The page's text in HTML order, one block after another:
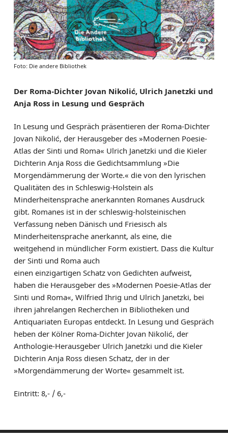
Foto: Die andere Bibliothek
Der Roma-Dichter Jovan Nikolić, Ulrich Janetzki und
Anja Ross in Lesung und Gespräch
In Lesung und Gespräch präsentieren der Roma-Dichter
Jovan Nikolić, der Herausgeber des »Modernen Poesie-
Atlas der Sinti und Roma« Ulrich Janetzki und die Kieler
Dichterin Anja Ross die Gedichtsammlung »Die
Morgendämmerung der Worte.« die von den lyrischen
Qualitäten des in Schleswig-Holstein als
Minderheitensprache anerkannten Romanes Ausdruck
gibt. Romanes ist in der schleswig-holsteinischen
Verfassung neben Dänisch und Friesisch als
Minderheitensprache anerkannt, als eine, die
weitgehend in mündlicher Form existiert. Dass die Kultur
der Sinti und Roma auch
einen einzigartigen Schatz von Gedichten aufweist,
haben die Herausgeber des »Modernen Poesie-Atlas der
Sinti und Roma«, Wilfried Ihrig und Ulrich Janetzki, bei
ihren jahrelangen Recherchen in Bibliotheken und
Antiquariaten Europas entdeckt. In Lesung und Gespräch
heben der Kölner Roma-Dichter Jovan Nikolić, der
Anthologie-Herausgeber Ulrich Janetzki und die Kieler
Dichterin Anja Ross diesen Schatz, der in der
»Morgendämmerung der Worte« gesammelt ist.
Eintritt: 8,- / 6,-